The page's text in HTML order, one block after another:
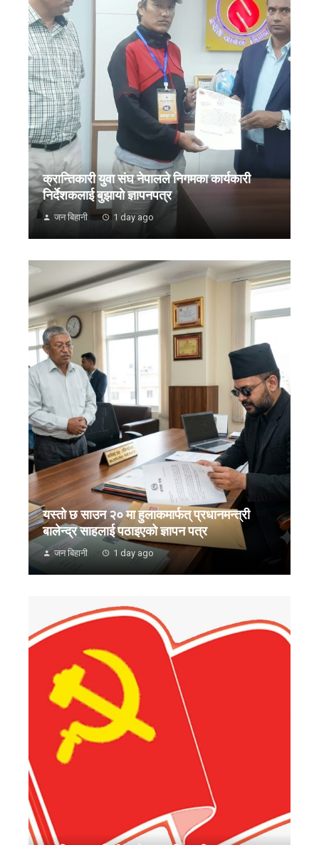
क्रान्तिकारी युवा संघ नेपालले निगमका कार्यकारी
निर्देशकलाई बुझायाे ज्ञापनपत्र
जन बिहानी 1 day ago
यस्तो छ साउन २० मा हुलाकमार्फत् प्रधानमन्त्री
बालेन्द्र साहलाई पठाइएको ज्ञापन पत्र
जन बिहानी 1 day ago